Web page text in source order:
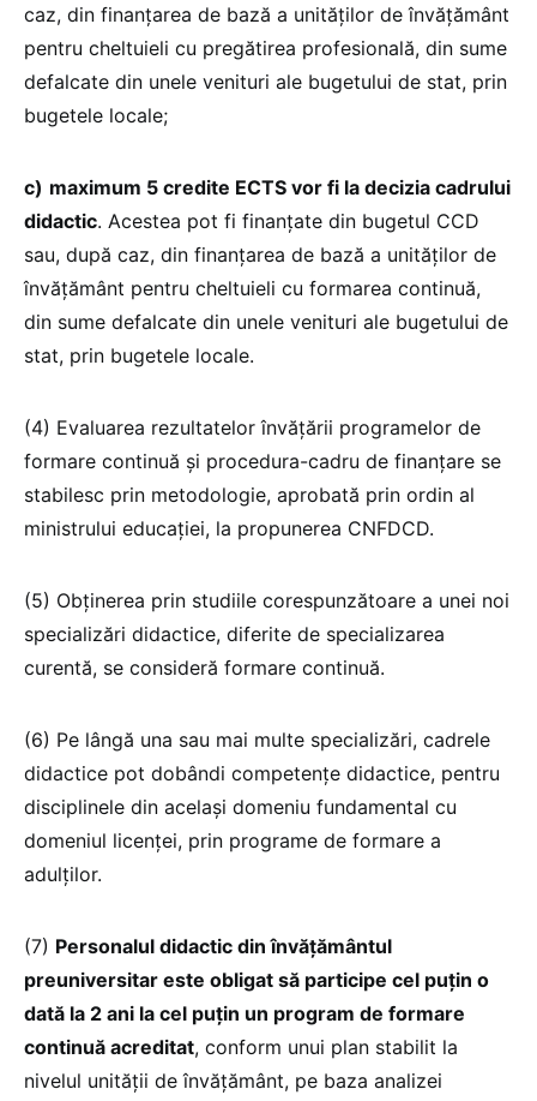
caz, din finanțarea de bază a unităților de învățământ
pentru cheltuieli cu pregătirea profesională, din sume
defalcate din unele venituri ale bugetului de stat, prin
bugetele locale;
c) maximum 5 credite ECTS vor fi la decizia cadrului
didactic. Acestea pot fi finanțate din bugetul CCD
sau, după caz, din finanțarea de bază a unităților de
învățământ pentru cheltuieli cu formarea continuă,
din sume defalcate din unele venituri ale bugetului de
stat, prin bugetele locale.
(4) Evaluarea rezultatelor învățării programelor de
formare continuă și procedura-cadru de finanțare se
stabilesc prin metodologie, aprobată prin ordin al
ministrului educației, la propunerea CNFDCD.
(5) Obținerea prin studiile corespunzătoare a unei noi
specializări didactice, diferite de specializarea
curentă, se consideră formare continuă.
(6) Pe lângă una sau mai multe specializări, cadrele
didactice pot dobândi competențe didactice, pentru
disciplinele din același domeniu fundamental cu
domeniul licenței, prin programe de formare a
adulților.
(7) Personalul didactic din învățământul
preuniversitar este obligat să participe cel puțin o
dată la 2 ani la cel puțin un program de formare
continuă acreditat, conform unui plan stabilit la
nivelul unității de învățământ, pe baza analizei